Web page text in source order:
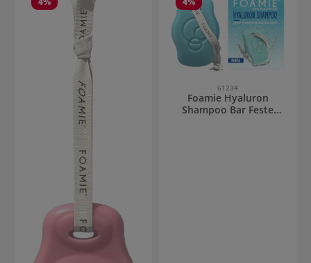
61234
Foamie Hyaluron
Shampoo Bar Feste